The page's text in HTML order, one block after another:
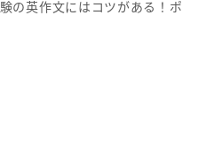
の英作文にはコツがある！ポ